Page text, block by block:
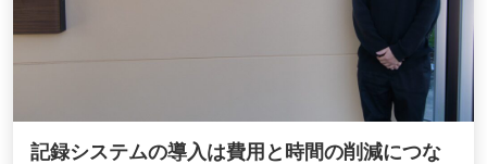
記録システムの導入は費用と時間の削減につな